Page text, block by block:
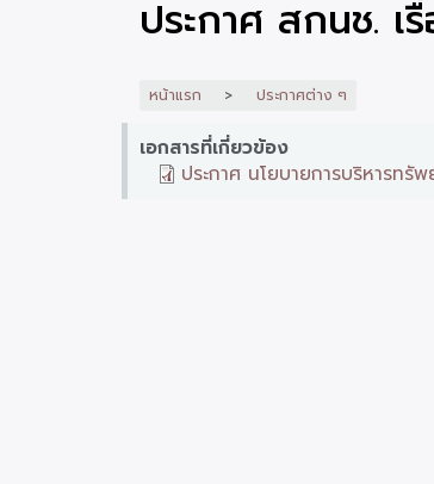
น้ำมัน
เพลิง
ประกาศ สกนช. เ
หน้าแรก ประกาศต่าง ๆ
เอกสารที่เกี่ยวข้อง
ประกาศ นโยบายการบริหารทรั